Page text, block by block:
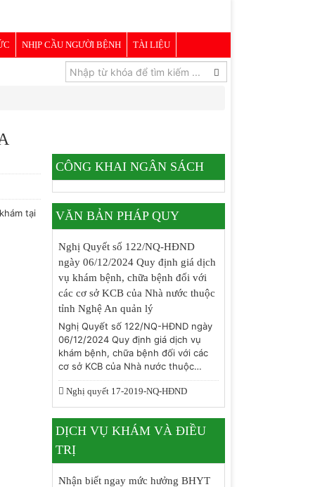
NHỊP CẦU NGƯỜI BỆNH TÀI LIỆU
tại
CÔNG KHAI NGÂN SÁCH
VĂN BẢN PHÁP QUY
Nghị Quyết số 122/NQ-HĐND
ngày 06/12/2024 Quy định giá dịch
vụ khám bệnh, chữa bệnh đối với
các cơ sở KCB của Nhà nước thuộc
tỉnh Nghệ An quản lý
Nghị Quyết số 122/NQ-HĐND ngày
06/12/2024 Quy định giá dịch vụ
khám bệnh, chữa bệnh đối với các
cơ sở KCB của Nhà nước thuộc…
Nghị quyết 17-2019-NQ-HĐND
DỊCH VỤ KHÁM VÀ ĐIỀU
TRỊ
Nhận biết ngay mức hưởng BHYT